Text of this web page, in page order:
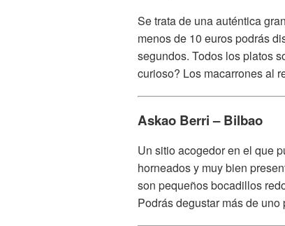
Se trata de una auténtica
menos de 10 euros podrás
segundos. Todos los platos
curioso? Los macarrones al
Askao Berri – Bilbao
Un sitio acogedor en el que
horneados y muy bien
son pequeños bocadillos
Podrás degustar más de